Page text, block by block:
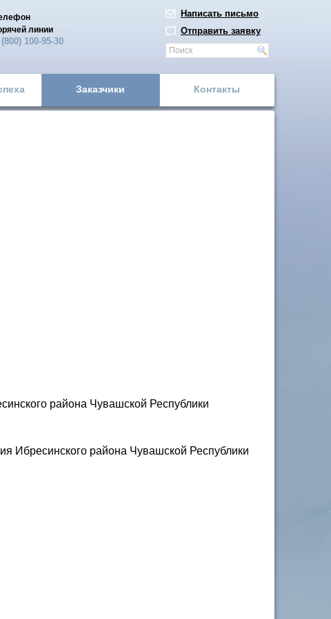
линии
100-95-30
Написать письмо
Отправить заявку
Заказчики Контакты
района Чувашской Республики
Ибресинского района Чувашской Республики